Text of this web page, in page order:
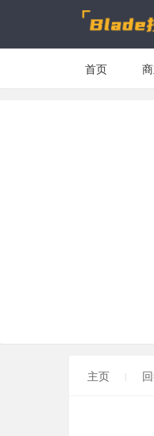
首页
主页